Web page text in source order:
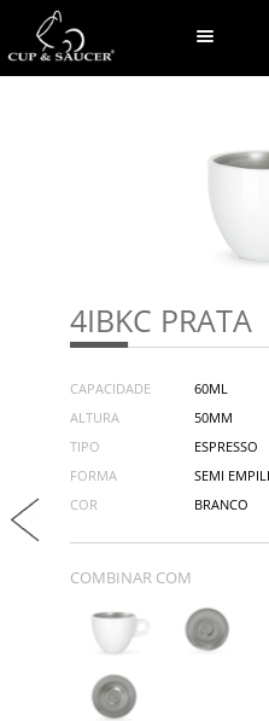
4IBKC PRATA
CAPACIDADE
60ML
ALTURA
50MM
TIPO
ESPRESSO
FORMA
SEMI
COR
BRANCO
COMBINAR COM